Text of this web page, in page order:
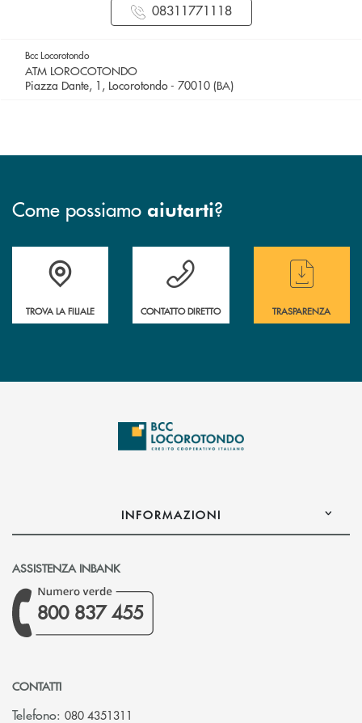
08311771118
Bcc Locorotondo
ATM LOROCOTONDO
Piazza Dante, 1, Locorotondo - 70010 (BA)
Come possiamo aiutarti?
Accedi all' elenco completo delle filiali
TROVA LA FILIALE
Hai bisogno di assistenza immediata ?
CONTATTO DIRETTO
Hai bisogno di
TRASPARENZA
INFORMAZIONI
ASSISTENZA INBANK
800 837 455
CONTATTI
Telefono: 080 4351311